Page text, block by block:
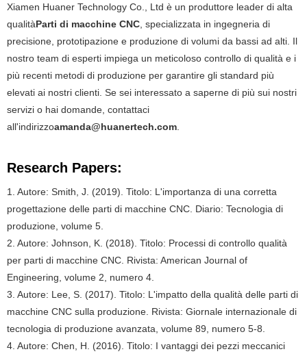
Xiamen Huaner Technology Co., Ltd è un produttore leader di alta
qualitàParti di macchine CNC , specializzata in ingegneria di
precisione, prototipazione e produzione di volumi da bassi ad alti. Il
nostro team di esperti impiega un meticoloso controllo di qualità e i
più recenti metodi di produzione per garantire gli standard più
elevati ai nostri clienti. Se sei interessato a saperne di più sui nostri
servizi o hai domande, contattaci
all'indirizzoamanda@huanertech.com
Research Papers:
1. Autore: Smith, J. (2019). Titolo: L'importanza di una corretta
progettazione delle parti di macchine CNC. Diario: Tecnologia di
produzione, volume 5.
2. Autore: Johnson, K. (2018). Titolo: Processi di controllo qualità
per parti di macchine CNC. Rivista: American Journal of
Engineering, volume 2, numero 4.
3. Autore: Lee, S. (2017). Titolo: L'impatto della qualità delle parti di
macchine CNC sulla produzione. Rivista: Giornale internazionale di
tecnologia di produzione avanzata, volume 89, numero 5-8.
4. Autore: Chen, H. (2016). Titolo: I vantaggi dei pezzi meccanici